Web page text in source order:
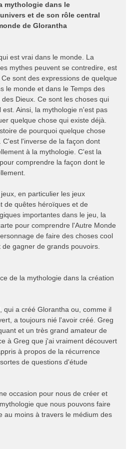
mythologie dans le
et de son rôle central
de Glorantha
est vrai dans le monde. La
mythes peuvent se contredire, est
sont des expressions de quelque
le monde et dans le Temps des
Dieux. Ce sont les choses qui
Ainsi, la mythologie n'est pas
quelque chose qui existe déjà.
de pourquoi quelque chose
C'est l'inverse de la façon dont
à la mythologie. C'est la
comprendre la façon dont le
en particulier les jeux
de quêtes héroïques et de
importantes dans le jeu, la
pour comprendre l'Autre Monde
de faire des choses cool
gagner de grands pouvoirs.
de la mythologie dans la création
qui a créé Glorantha ou, comme il
a toujours nié l'avoir créé. Greg
et un très grand amateur de
à Greg que j'ai vraiment découvert
à propos de la récurrence
de questions d'étude
occasion pour nous de créer et
que nous pouvons faire
au moins à travers le médium des